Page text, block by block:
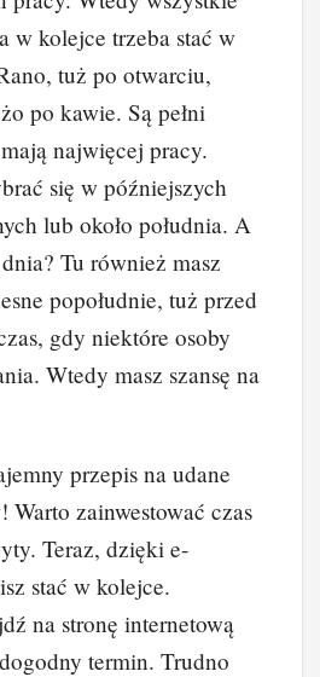
w kolejce trzeba stać w
tuż po otwarciu,
po kawie. Są pełni
najwięcej pracy.
się w późniejszych
lub około południa. A
Tu również masz
popołudnie, tuż przed
gdy niektóre osoby
Wtedy masz szansę na
przepis na udane
Warto zainwestować czas
Teraz, dzięki e-
stać w kolejce.
na stronę internetową
termin. Trudno